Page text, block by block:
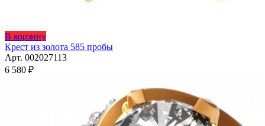
В корзину
Крест из золота 585 пробы
Арт. 002027113
6 580 ₽